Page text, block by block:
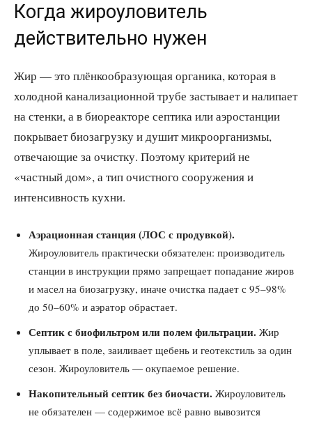
Когда жироуловитель
действительно нужен
Жир — это плёнкообразующая органика, которая в
холодной канализационной трубе застывает и налипает
на стенки, а в биореакторе септика или аэростанции
покрывает биозагрузку и душит микроорганизмы,
отвечающие за очистку. Поэтому критерий не
«частный дом», а тип очистного сооружения и
интенсивность кухни.
Аэрационная станция (ЛОС с продувкой).
Жироуловитель практически обязателен: производитель
станции в инструкции прямо запрещает попадание жиров
и масел на биозагрузку, иначе очистка падает с 95–98%
до 50–60% и аэратор обрастает.
Септик с биофильтром или полем фильтрации. Жир
уплывает в поле, заиливает щебень и геотекстиль за один
сезон. Жироуловитель — окупаемое решение.
Накопительный септик без биочасти. Жироуловитель
не обязателен — содержимое всё равно вывозится